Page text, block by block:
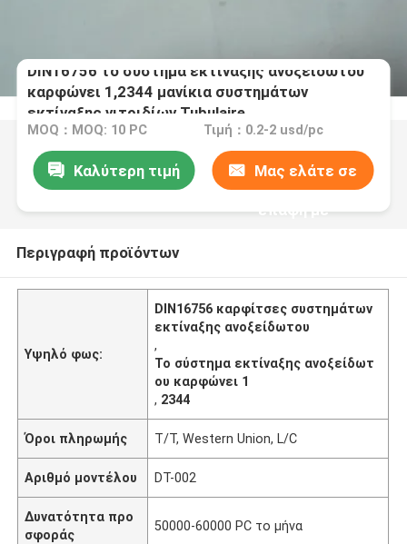
DIN16756 το σύστημα εκτίναξης ανοξείδωτου
καρφώνει 1,2344 μανίκια συστημάτων
εκτίναξης νιτριδίων Tubulaire
MOQ：MOQ: 10 PC Τιμή：0.2-2 usd/pc
Καλύτερη τιμή Μας ελάτε σε
επαφή με
Περιγραφή προϊόντων
Υψηλό φως:
DIN16756 καρφίτσες συστημάτων
εκτίναξης ανοξείδωτου
,
Το σύστημα εκτίναξης ανοξείδωτ
ου καρφώνει 1
, 2344
Όροι πληρωμής T/T, Western Union, L/C
Αριθμό μοντέλου DT-002
Δυνατότητα προ
σφοράς
50000-60000 PC το μήνα